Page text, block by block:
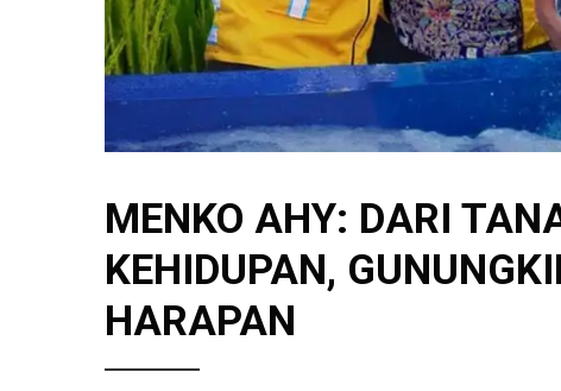
MENKO AHY: DARI
KEHIDUPAN,
HARAPAN